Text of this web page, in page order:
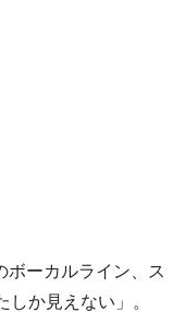
ボーカルライン、ス
か見えない」。